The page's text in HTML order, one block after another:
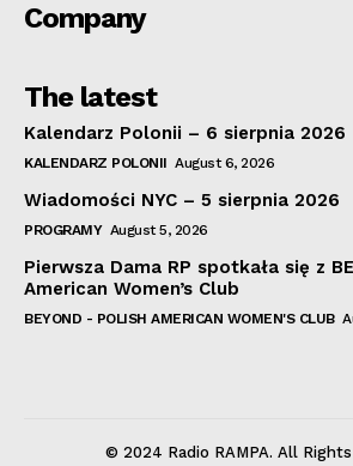
Company
The latest
Kalendarz Polonii – 6 sierpnia 2026
KALENDARZ POLONII August 6, 2026
Wiadomości NYC – 5 sierpnia 2026
PROGRAMY August 5, 2026
Pierwsza Dama RP spotkała się z
American Women’s Club
BEYOND - POLISH AMERICAN WOMEN'S CLUB
© 2024 Radio RAMPA. All